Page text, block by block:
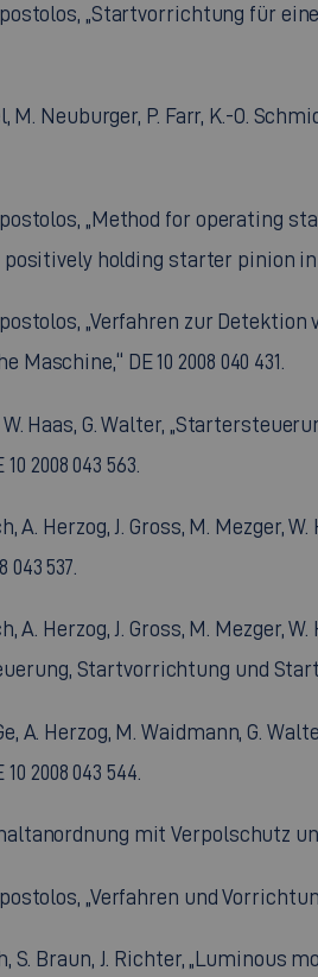
„Startvorrichtung für
M. Neuburger, P. Farr, K.-O.
„Method for
holding starter pinion in
„Verfahren zur
DE 10 2008 040 431.
W. Haas, G. Walter,
2008 043 563.
A. Herzog, J. Gross, M. Mezger,
537.
A. Herzog, J. Gross, M. Mezger,
Startvorrichtung und
A. Herzog, M. Waidmann, G.
2008 043 544.
mit Verpolschutz
„Verfahren und
Braun, J. Richter, „Luminous